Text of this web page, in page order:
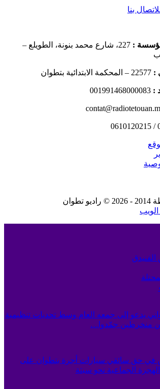
بنا
: 227، شارع محمد بنونة، الطويلع –
: 22577 – المحكمة الابتدائية بتطوان
:
001991468000083
الفنيدق
يدعو إلى جمعه العام وسط تحديات تنظيمية
منخرطين جمّدوا…
في حق سائقي سيارات أجرة بتطوان على
الجماعية نحو سبتة